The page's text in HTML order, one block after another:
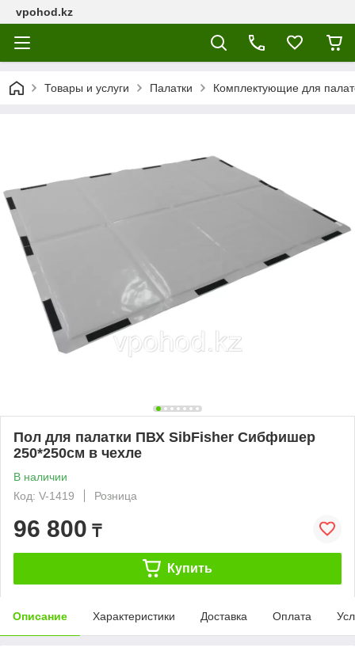
vpohod.kz
Товары и услуги Палатки Комплектующие для
Пол для палатки ПВХ SibFisher Сибфишер
250*250см в чехле
В наличии
Код: V-1419
Розница
96 800 ₸
Купить
Описание Характеристики Доставка Оплата